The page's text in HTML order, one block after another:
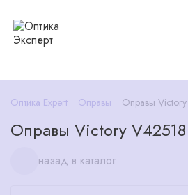
Оптика Expert Оправы Оправы
Оправы Victory
назад в каталог